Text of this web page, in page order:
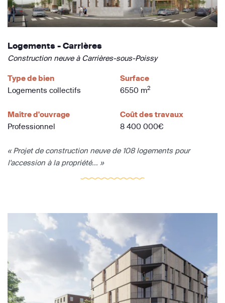
Logements - Carrières
Construction neuve à Carrières-sous-Poissy
Type de bien
Logements collectifs
Surface
6550 m2
Maître d'ouvrage
Professionnel
Coût des travaux
8 400 000€
« Projet de construction neuve de 108 logements pour
l'accession à la propriété... »